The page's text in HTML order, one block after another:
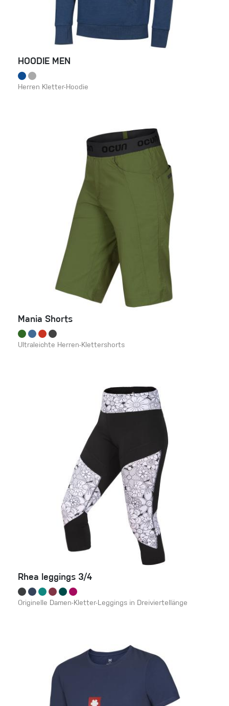
HOODIE MEN
Herren Kletter-Hoodie
Mania Shorts
Ultraleichte Herren-Klettershorts
Rhea leggings 3/4
Originelle Damen-Kletter-Leggings in Dreiviertellänge